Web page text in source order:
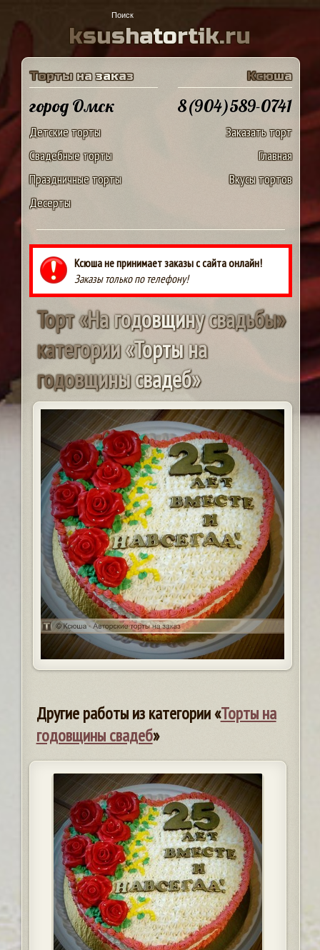
ksushatortik.ru
Торты на заказ
город Омск
Детские торты
Свадебные торты
Праздничные торты
Десерты
Ксюша
8(904)589-0741
Заказать торт
Главная
Вкусы тортов
Ксюша не принимает заказы с сайта онлайн!
Заказы только по телефону!
Торт«Нагодовщинусвадьбы»
категории«Тортына
годовщинысвадеб»
Другие работы из категории «Торты на
годовщины свадеб»